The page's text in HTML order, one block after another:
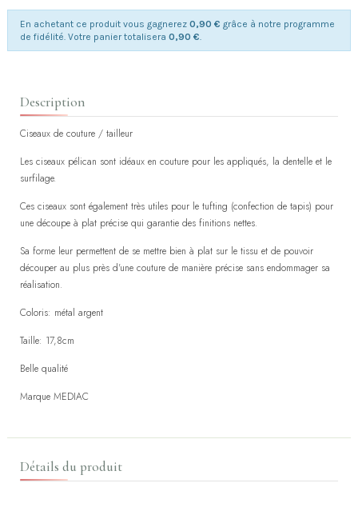
En achetant ce produit vous gagnerez 0,90 € grâce à notre programme
de fidélité. Votre panier totalisera 0,90 €.
Description
Ciseaux de couture / tailleur
Les ciseaux pélican sont idéaux en couture pour les appliqués, la dentelle et le
surfilage.
Ces ciseaux sont également très utiles pour le tufting (confection de tapis) pour
une découpe à plat précise qui garantie des finitions nettes.
Sa forme leur permettent de se mettre bien à plat sur le tissu et de pouvoir
découper au plus près d'une couture de manière précise sans endommager sa
réalisation.
Coloris: métal argent
Taille: 17,8cm
Belle qualité
Marque MEDIAC
Détails du produit